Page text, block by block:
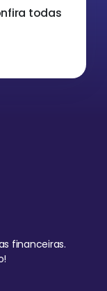
todas
financeiras.